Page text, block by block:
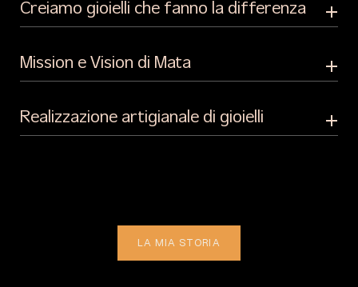
Creiamo gioielli che fanno la differenza
Mission e Vision di Mata
Realizzazione artigianale di gioielli
LA MIA STORIA